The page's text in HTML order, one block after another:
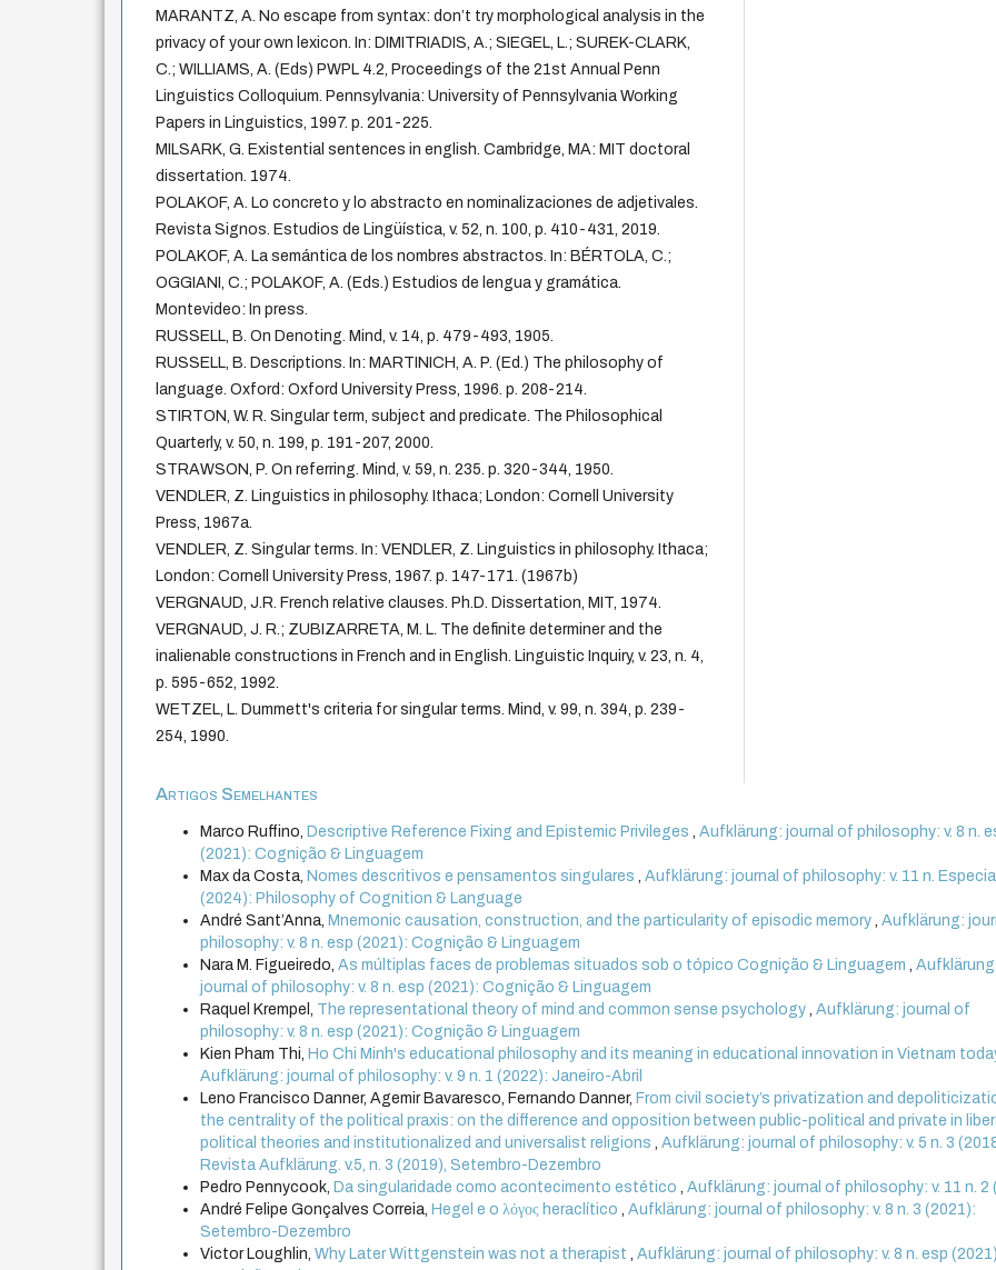
MARANTZ, A. No escape from syntax: don’t try morphological analysis in the
privacy of your own lexicon. In: DIMITRIADIS, A.; SIEGEL, L.; SUREK-CLARK,
C.; WILLIAMS, A. (Eds) PWPL 4.2, Proceedings of the 21st Annual Penn
Linguistics Colloquium. Pennsylvania: University of Pennsylvania Working
Papers in Linguistics, 1997. p. 201-225.
MILSARK, G. Existential sentences in english. Cambridge, MA: MIT doctoral
dissertation. 1974.
POLAKOF, A. Lo concreto y lo abstracto en nominalizaciones de adjetivales.
Revista Signos. Estudios de Lingüística, v. 52, n. 100, p. 410-431, 2019.
POLAKOF, A. La semántica de los nombres abstractos. In: BÉRTOLA, C.;
OGGIANI, C.; POLAKOF, A. (Eds.) Estudios de lengua y gramática.
Montevideo: In press.
RUSSELL, B. On Denoting. Mind, v. 14, p. 479-493, 1905.
RUSSELL, B. Descriptions. In: MARTINICH, A. P. (Ed.) The philosophy of
language. Oxford: Oxford University Press, 1996. p. 208-214.
STIRTON, W. R. Singular term, subject and predicate. The Philosophical
Quarterly, v. 50, n. 199, p. 191-207, 2000.
STRAWSON, P. On referring. Mind, v. 59, n. 235. p. 320-344, 1950.
VENDLER, Z. Linguistics in philosophy. Ithaca; London: Cornell University
Press, 1967a.
VENDLER, Z. Singular terms. In: VENDLER, Z. Linguistics in philosophy. Ithaca;
London: Cornell University Press, 1967. p. 147-171. (1967b)
VERGNAUD, J.R. French relative clauses. Ph.D. Dissertation, MIT, 1974.
VERGNAUD, J. R.; ZUBIZARRETA, M. L. The definite determiner and the
inalienable constructions in French and in English. Linguistic Inquiry, v. 23, n. 4,
p. 595-652, 1992.
WETZEL, L. Dummett's criteria for singular terms. Mind, v. 99, n. 394, p. 239-
254, 1990.
Artigos Semelhantes
Marco Ruffino, Descriptive Reference Fixing and Epistemic Privileges,Aufklärung: journal of philosophy: v. 8 n.
(2021): Cognição & Linguagem
Max da Costa, Nomes descritivos e pensamentos singulares,Aufklärung: journal of philosophy: v. 11 n. Especial
(2024): Philosophy of Cognition & Language
André Sant’Anna, Mnemonic causation, construction, and the particularity of episodic memory,Aufklärung:
philosophy: v. 8 n. esp (2021): Cognição & Linguagem
Nara M. Figueiredo,As múltiplas faces de problemas situados sob o tópico Cognição & Linguagem,
journal of philosophy: v. 8 n. esp (2021): Cognição & Linguagem
Raquel Krempel, The representational theory of mind and common sense psychology,Aufklärung: journal of
philosophy: v. 8 n. esp (2021): Cognição & Linguagem
Kien Pham Thi, Ho Chi Minh's educational philosophy and its meaning in educational innovation in Vietnam
Aufklärung: journal of philosophy: v. 9 n. 1 (2022): Janeiro-Abril
Leno Francisco Danner, Agemir Bavaresco, Fernando Danner, From civil society’s privatization and
the centrality of the political praxis: on the difference and opposition between public-political and private in
political theories and institutionalized and universalist religions,Aufklärung: journal of philosophy: v. 5 n. 3
Revista Aufklärung. v.5, n. 3 (2019), Setembro-Dezembro
Pedro Pennycook, Da singularidade como acontecimento estético,Aufklärung: journal of philosophy: v. 11 n. 2
André Felipe Gonçalves Correia, Hegel e o λόγος heraclítico,Aufklärung: journal of philosophy: v. 8 n. 3 (2021):
Setembro-Dezembro
Victor Loughlin,Why Later Wittgenstein was not a therapist,Aufklärung: journal of philosophy: v. 8 n. esp